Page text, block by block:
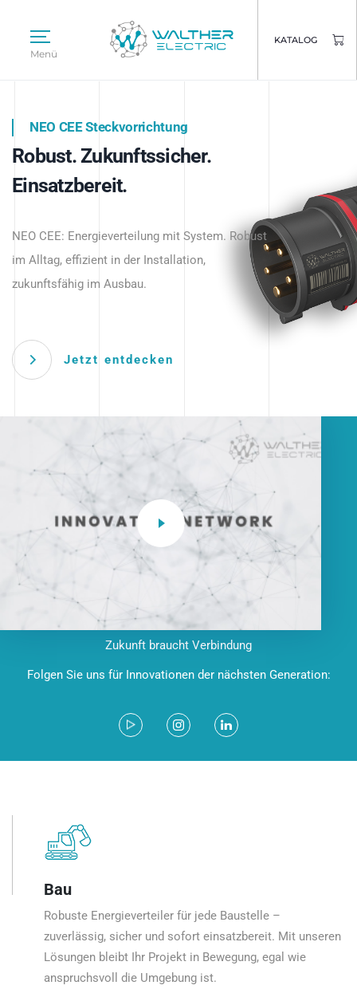
Menü
KATALOG
Intelligente Stromverteilung
beginnt hier.
NEO CEE Steckvorrichtung
Robust. Zukunftssicher.
Einsatzbereit.
NEO CEE: Energieverteilung mit System. Robust
im Alltag, effizient in der Installation,
zukunftsfähig im Ausbau.
Jetzt entdecken
Intelligenz trifft Energie.
Anwendungen – robust, IP-geschützt und
zukunftsfähig.
Zukunft braucht Verbindung
Folgen Sie uns für Innovationen der nächsten Generation:
Bau
Robuste Energieverteiler für jede Baustelle –
zuverlässig, sicher und sofort einsatzbereit. Mit unseren
Lösungen bleibt Ihr Projekt in Bewegung, egal wie
anspruchsvoll die Umgebung ist.